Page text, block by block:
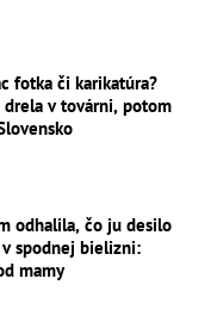
fotka či karikatúra?
drela v továrni, potom
odhalila, čo ju desilo
spodnej bielizni:
mamy